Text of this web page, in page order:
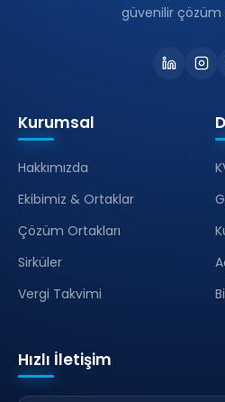
güvenilir çözüm
Kurumsal
Hakkımızda
Ekibimiz & Ortaklar
Çözüm Ortakları
Sirküler
Vergi Takvimi
Hızlı İletişim